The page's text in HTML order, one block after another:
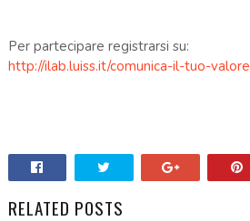
Per partecipare registrarsi su:
http://ilab.luiss.it/comunica-il-tuo-valore
RELATED POSTS